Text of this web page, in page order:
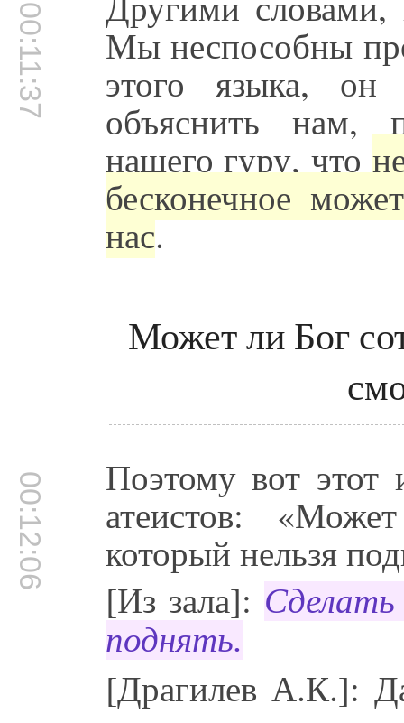
00:11:37 Мы неспособны
этого языка,
объяснить нам,
нашего гуру, что
бесконечное
нас.
Может ли Бог
00:12:06 Поэтому вот этот
атеистов:
который нельзя
[Из зала]:
поднять.
[Драгилев А.К.]: